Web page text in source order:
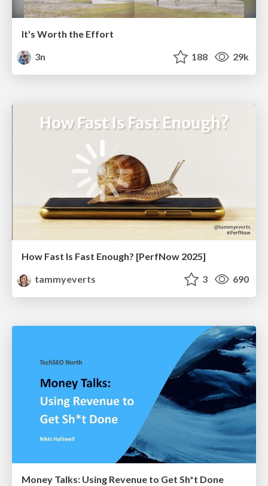
It's Worth the Effort
3n
188 29k
How Fast Is Fast Enough? [PerfNow 2025]
tammyeverts
3 690
Money Talks: Using Revenue to Get Sh*t Done